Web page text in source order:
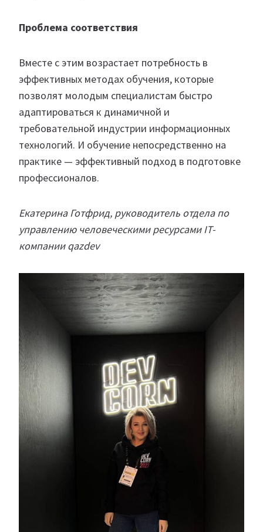
Проблема соответствия
Вместе с этим возрастает потребность в
эффективных методах обучения, которые
позволят молодым специалистам быстро
адаптироваться к динамичной и
требовательной индустрии информационных
технологий. И обучение непосредственно на
практике — эффективный подход в подготовке
профессионалов.
Екатерина Готфрид, руководитель отдела по
управлению человеческими ресурсами IT-
компании qazdev